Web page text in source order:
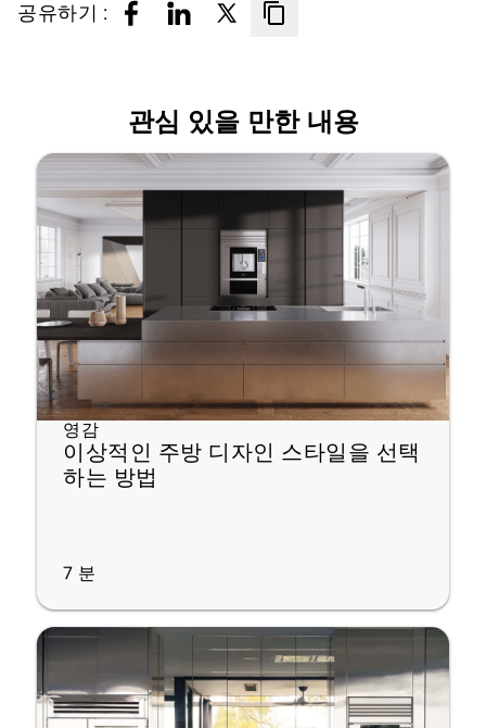
공유하기 :
관심 있을 만한 내용
영감
이상적인 주방 디자인 스타일을 선택
하는 방법
7 분